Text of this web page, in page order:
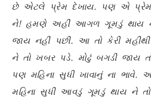
છે એટલે પ્રેમ દેખાય. પણ એ પ્રેમ
ને! હમણે અહીં આગળ ગૂમડું થાય ને
જાય નહીં પછી. આ તો કેરી
ને તો ખબર પડે. મોઢું બગડી જાય
પણ મહિના સુધી ખાવાનું ના ભાવે.
મહિના સુધી આવડું ગૂમડું થાય ને તો